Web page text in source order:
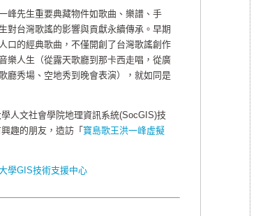
峰先生重要典藏物件如歌曲、樂譜、手
對台灣歌謠的影響與貢獻永續傳承。早期
口的經典歌曲，不僅開創了台灣歌謠創作
樂人生（從露天歌廳到那卡西走唱，從廣
廳秀場、空地秀到晚會表演），就如同是
人文社會學院地理資訊系統(SocGIS)技
趣的朋友，造訪「 寶島歌王洪一峰虛擬
學GIS技術支援中心